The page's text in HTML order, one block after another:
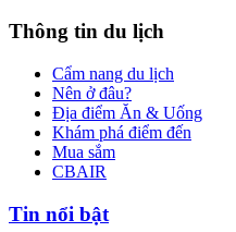
Thông tin du lịch
Cẩm nang du lịch
Nên ở đâu?
Địa điểm Ăn & Uống
Khám phá điểm đến
Mua sắm
CBAIR
Tin nổi bật